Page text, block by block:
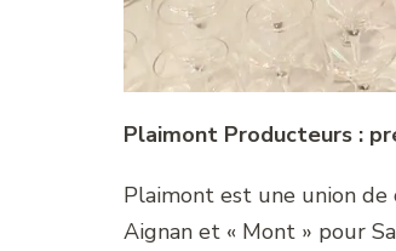
Plaimont Producteurs :
Plaimont est une union de
Aignan et « Mont » pour